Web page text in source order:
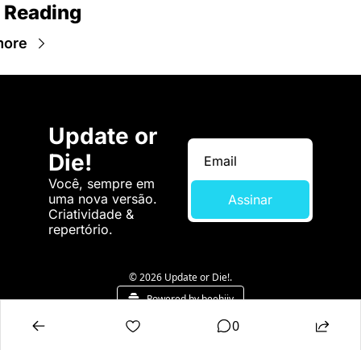
Update or
Die!
Você, sempre em
uma nova versão.
Criatividade &
repertório.
Assinar
© 2026 Update or Die!.
Powered by beehiiv
0